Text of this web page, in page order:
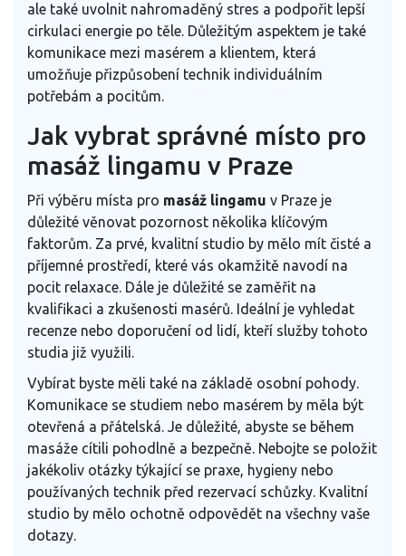
ale také uvolnit nahromaděný stres a podpořit lepší
cirkulaci energie po těle. Důležitým aspektem je také
komunikace mezi masérem a klientem, která
umožňuje přizpůsobení technik individuálním
potřebám a pocitům.
Jak vybrat správné místo pro
masáž lingamu v Praze
Při výběru místa pro masáž lingamu v Praze je
důležité věnovat pozornost několika klíčovým
faktorům. Za prvé, kvalitní studio by mělo mít čisté a
příjemné prostředí, které vás okamžitě navodí na
pocit relaxace. Dále je důležité se zaměřit na
kvalifikaci a zkušenosti masérů. Ideální je vyhledat
recenze nebo doporučení od lidí, kteří služby tohoto
studia již využili.
Vybírat byste měli také na základě osobní pohody.
Komunikace se studiem nebo masérem by měla být
otevřená a přátelská. Je důležité, abyste se během
masáže cítili pohodlně a bezpečně. Nebojte se položit
jakékoliv otázky týkající se praxe, hygieny nebo
používaných technik před rezervací schůzky. Kvalitní
studio by mělo ochotně odpovědět na všechny vaše
dotazy.